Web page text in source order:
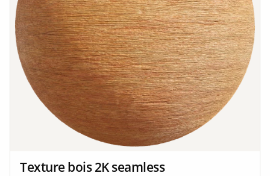
Texture bois 2K seamless